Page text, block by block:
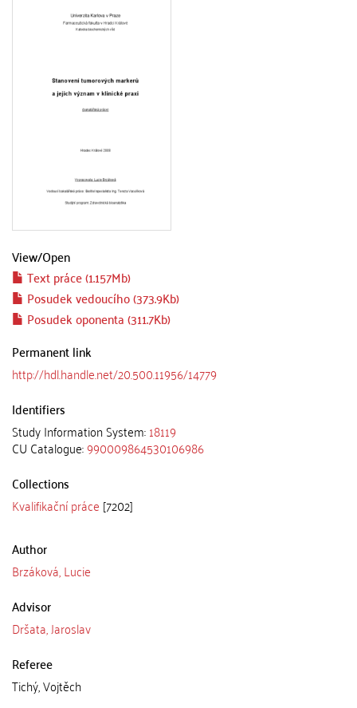
View/Open
Text práce (1.157Mb)
Posudek vedoucího (373.9Kb)
Posudek oponenta (311.7Kb)
Permanent link
http://hdl.handle.net/20.500.11956/14779
Identifiers
Study Information System:18119
CU Catalogue:990009864530106986
Collections
Kvalifikační práce [7202]
Author
Brzáková, Lucie
Advisor
Dršata, Jaroslav
Referee
Tichý, Vojtěch